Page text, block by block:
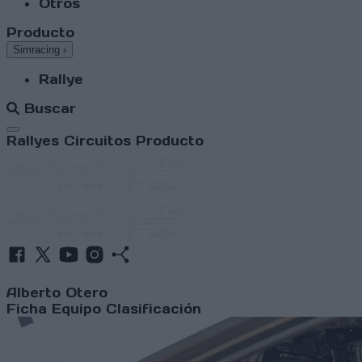
Otros
Producto
Simracing ›
Rallye
Buscar
Abrir menú
Rallyes Circuitos Producto
Alberto Otero
Ficha Equipo Clasificación